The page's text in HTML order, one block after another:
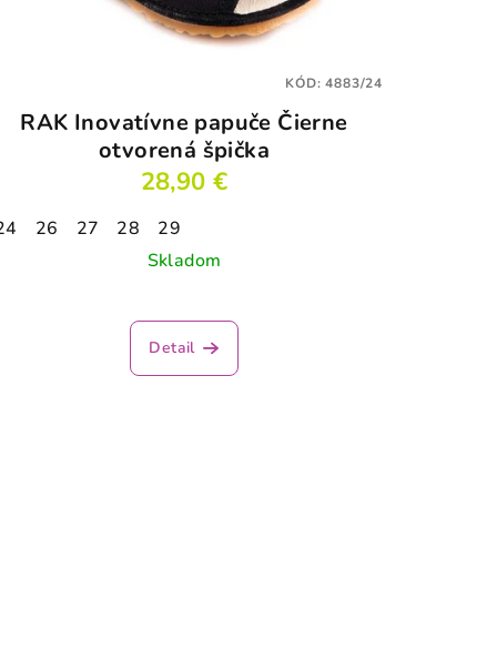
RAK Inovatívne papuče Čierne
otvorená špička
28,90 €
26 27 28
29
Skladom
Detail
KÓD:4883/24